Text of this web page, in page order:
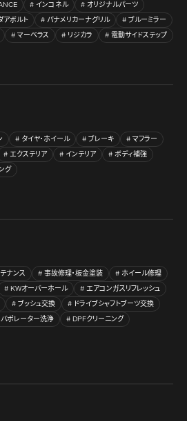
インコネル
オリジナルパーツ
アボルト パナメリカーナグリル
ブルーミラー
マーベラス リジカラ 電動サイドステップ
タイヤ・ホイール ブレーキ
マフラー
エクステリア インテリア
ボディ補強
グ
ナンス 事故修理・板金塗装
ホイール修理
KWオーバーホール
エアコンガスリフレッシュ
ブッシュ交換
ドライブシャフトブーツ交換
ポレーター洗浄
DPFクリーニング